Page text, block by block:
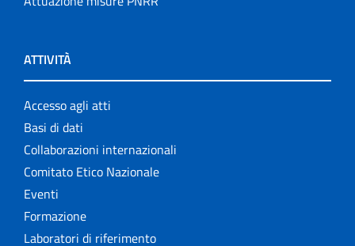
ATTIVITÀ
Accesso agli atti
Basi di dati
Collaborazioni internazionali
Comitato Etico Nazionale
Eventi
Formazione
Laboratori di riferimento